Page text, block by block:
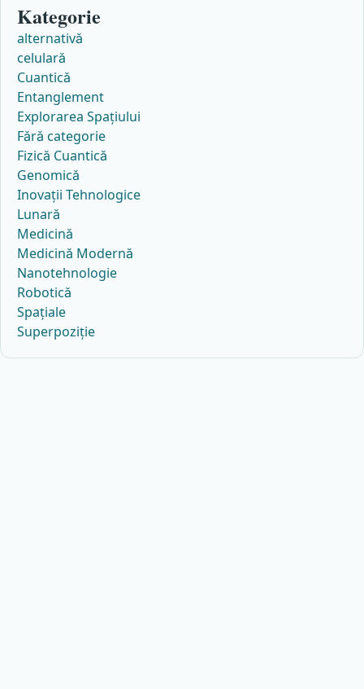
Kategorie
alternativă
celulară
Cuantică
Entanglement
Explorarea Spațiului
Fără categorie
Fizică Cuantică
Genomică
Inovații Tehnologice
Lunară
Medicină
Medicină Modernă
Nanotehnologie
Robotică
Spațiale
Superpoziție